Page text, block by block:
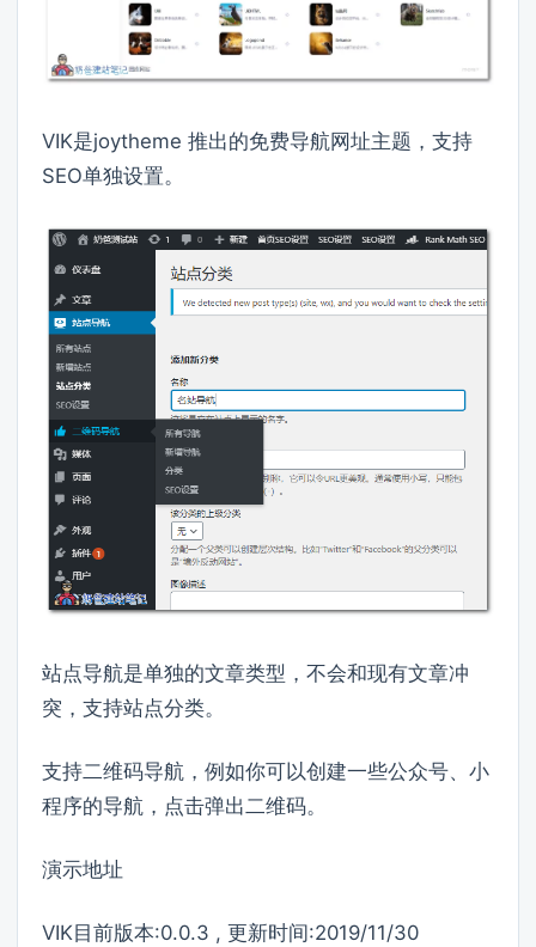
VIK是joytheme 推出的免费导航网址主题，支持
SEO单独设置。
站点导航是单独的文章类型，不会和现有文章冲
突，支持站点分类。
支持二维码导航，例如你可以创建一些公众号、小
程序的导航，点击弹出二维码。
演示地址
VIK目前版本:0.0.3 , 更新时间:2019/11/30